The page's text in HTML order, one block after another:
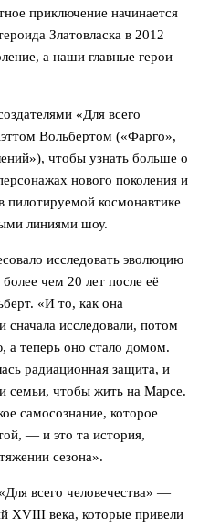
приключение начинается
Златовласка в 2012
а наши главные герои
«Для всего
Вольбертом («Фарго»,
чтобы узнать больше о
нового поколения и
космонавтике
линиями шоу.
исследовать эволюцию
чем 20 лет после её
«И то, как она
сначала исследовали, потом
а теперь оно стало домом.
радиационная защита, и
семьи, чтобы жить на Марсе.
самосознание, которое
— и это та история,
сезона».
всего человечества» —
XVIII века, которые привели